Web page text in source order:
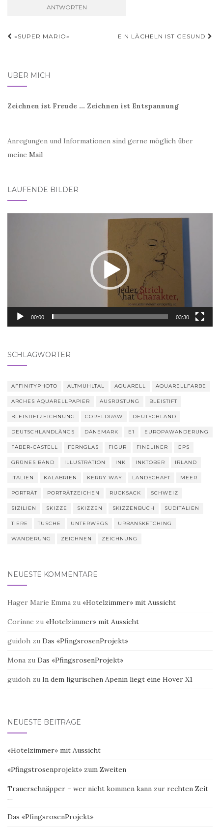
Beitragsnavigation
«SUPER MARIO» EIN LÄCHELN IST GESUND
ÜBER MICH
Zeichnen ist Freude ... Zeichnen ist Entspannung
Anregungen und Informationen sind gerne möglich über
meine Mail
LAUFENDE BILDER
00:00 03:30
SCHLAGWÖRTER
AFFINITYPHOTO ALTMÜHLTAL AQUARELL AQUARELLFARBE
ARCHES AQUARELLPAPIER AUSRÜSTUNG BLEISTIFT
BLEISTIFTZEICHNUNG CORELDRAW DEUTSCHLAND
DEUTSCHLANDLÄNGS DÄNEMARK E1 EUROPAWANDERUNG
FABER-CASTELL FERNGLAS FIGUR FINELINER GPS
GRÜNES BAND ILLUSTRATION INK INKTOBER IRLAND
ITALIEN KALABRIEN KERRY WAY LANDSCHAFT MEER
PORTRÄT PORTRÄTZEICHEN RUCKSACK SCHWEIZ
SIZILIEN SKIZZE SKIZZEN SKIZZENBUCH SÜDITALIEN
TIERE TUSCHE UNTERWEGS URBANSKETCHING
WANDERUNG ZEICHNEN ZEICHNUNG
NEUESTE KOMMENTARE
Hager Marie Emma zu «Hotelzimmer» mit Aussicht
Corinne zu «Hotelzimmer» mit Aussicht
guidoh zu Das «PfingsrosenProjekt»
Mona zu Das «PfingsrosenProjekt»
guidoh zu In dem ligurischen Apenin liegt eine Hover X1
NEUESTE BEITRÄGE
«Hotelzimmer» mit Aussicht
«Pfingstrosenprojekt» zum Zweiten
Trauerschnäpper – wer nicht kommen kann zur rechten Zeit
…
Das «PfingsrosenProjekt»